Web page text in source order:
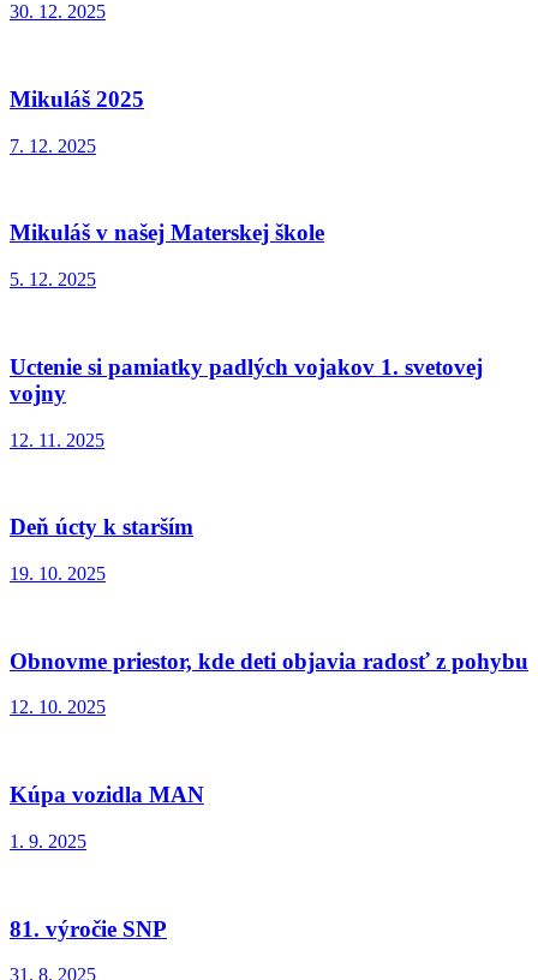
30. 12. 2025
Mikuláš 2025
7. 12. 2025
Mikuláš v našej Materskej škole
5. 12. 2025
Uctenie si pamiatky padlých vojakov 1. svetovej
vojny
12. 11. 2025
Deň úcty k starším
19. 10. 2025
Obnovme priestor, kde deti objavia radosť z pohybu
12. 10. 2025
Kúpa vozidla MAN
1. 9. 2025
81. výročie SNP
31. 8. 2025